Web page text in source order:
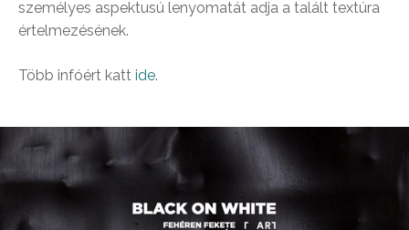
személyes aspektusú lenyomatát adja a talált textúra
értelmezésének.
Több infóért katt ide.